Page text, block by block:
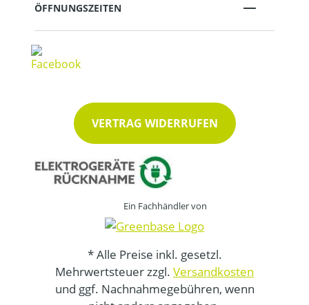
ÖFFNUNGSZEITEN
VERTRAG WIDERRUFEN
Ein Fachhändler von
* Alle Preise inkl. gesetzl.
Mehrwertsteuer zzgl. Versandkosten
und ggf. Nachnahmegebühren, wenn